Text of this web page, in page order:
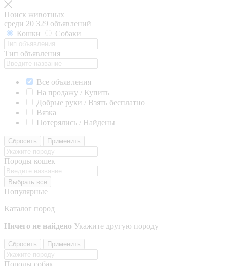
Поиск животных
среди 20 329 объявлений
Кошки
Собаки
Тип объявления
Все объявления
На продажу / Купить
Добрые руки / Взять бесплатно
Вязка
Потерялись / Найдены
Сбросить Применить
Породы кошек
Выбрать все
Популярные
Каталог пород
Ничего не найдено Укажите другую породу
Сбросить Применить
Породы собак